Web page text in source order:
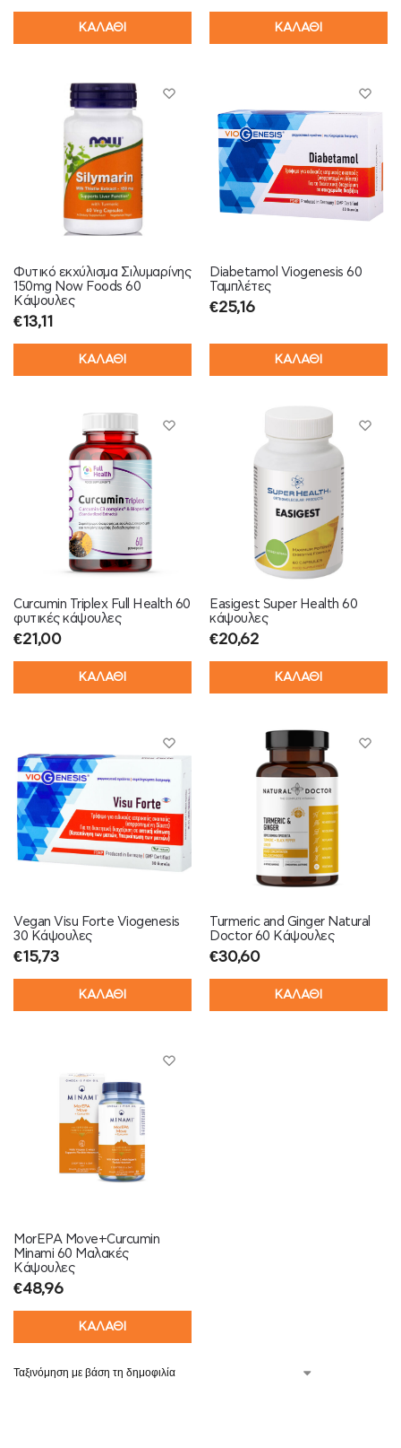
ΚΑΛΑΘΙ ΚΑΛΑΘΙ
Φυτικό εκχύλισμα Σιλυμαρίνης
150mg Now Foods 60
Κάψουλες
€13,11
ΚΑΛΑΘΙ
Diabetamol Viogenesis 60
Ταμπλέτες
€25,16
ΚΑΛΑΘΙ
Curcumin Triplex Full Health 60
φυτικές κάψουλες
€21,00
ΚΑΛΑΘΙ
Easigest Super Health 60
κάψουλες
€20,62
ΚΑΛΑΘΙ
Vegan Visu Forte Viogenesis
30 Κάψουλες
€15,73
ΚΑΛΑΘΙ
Turmeric and Ginger Natural
Doctor 60 Κάψουλες
€30,60
ΚΑΛΑΘΙ
MorEPA Move+Curcumin
Minami 60 Μαλακές
Κάψουλες
€48,96
ΚΑΛΑΘΙ